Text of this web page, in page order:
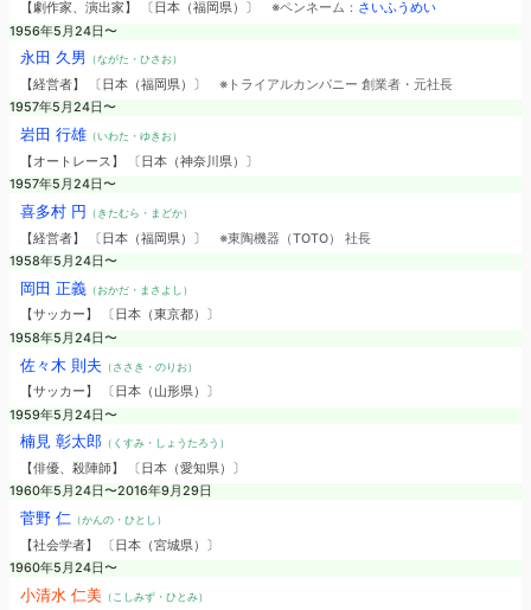
【劇作家、演出家】 〔日本（福岡県）〕 ※ペンネーム： さいふうめい
1956年5月24日〜
永田 久男 （ながた・ひさお）
【経営者】 〔日本（福岡県）〕 ※トライアルカンパニー 創業者・元社長
1957年5月24日〜
岩田 行雄（いわた・ゆきお）
【オートレース】 〔日本（神奈川県）〕
1957年5月24日〜
喜多村 円 （きたむら・まどか）
【経営者】 〔日本（福岡県）〕 ※東陶機器（TOTO） 社長
1958年5月24日〜
岡田 正義（おかだ・まさよし）
【サッカー】 〔日本（東京都）〕
1958年5月24日〜
佐々木 則夫 （ささき・のりお）
【サッカー】 〔日本（山形県）〕
1959年5月24日〜
楠見 彰太郎（くすみ・しょうたろう）
【俳優、殺陣師】 〔日本（愛知県）〕
1960年5月24日〜2016年9月29日
菅野 仁 （かんの・ひとし）
【社会学者】 〔日本（宮城県）〕
1960年5月24日〜
小清水 仁美（こしみず・ひとみ）